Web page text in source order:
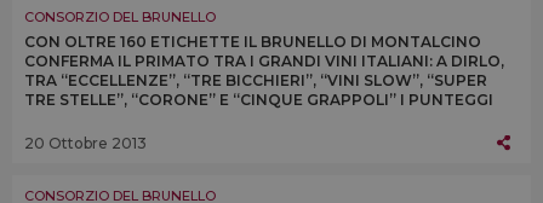
CONSORZIO DEL BRUNELLO
CON OLTRE 160 ETICHETTE IL BRUNELLO DI MONTALCINO
CONFERMA IL PRIMATO TRA I GRANDI VINI ITALIANI: A DIRLO,
TRA “ECCELLENZE”, “TRE BICCHIERI”, “VINI SLOW”, “SUPER
TRE STELLE”, “CORONE” E “CINQUE GRAPPOLI” I PUNTEGGI
20 Ottobre 2013
CONSORZIO DEL BRUNELLO